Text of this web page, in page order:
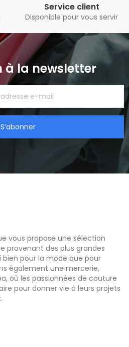
Service client
Disponible pour vous servir
à la newsletter
S’abonner
vous propose une sélection
provenant des plus grandes
pour la mode que pour
également une mercerie,
où les passionnées de couture
pour donner vie à leurs projets